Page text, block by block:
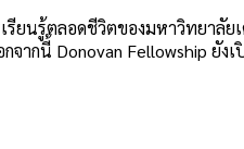
รียนรู้ตลอดชีวิตของมหาวิทยาลัย
ากนี้ Donovan Fellowship ยั